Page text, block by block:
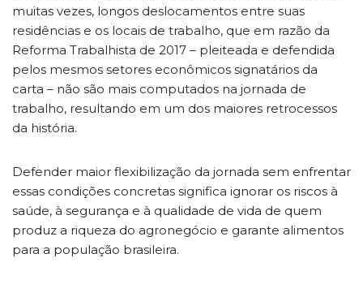
muitas vezes, longos deslocamentos entre suas
residências e os locais de trabalho, que em razão da
Reforma Trabalhista de 2017 – pleiteada e defendida
pelos mesmos setores econômicos signatários da
carta – não são mais computados na jornada de
trabalho, resultando em um dos maiores retrocessos
da história.
Defender maior flexibilização da jornada sem enfrentar
essas condições concretas significa ignorar os riscos à
saúde, à segurança e à qualidade de vida de quem
produz a riqueza do agronegócio e garante alimentos
para a população brasileira.